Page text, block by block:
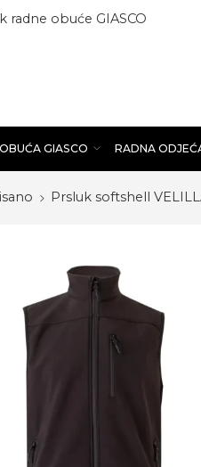
radne obuće GIASCO
GIASCO RADNA
Prsluk softshell